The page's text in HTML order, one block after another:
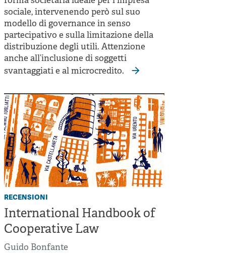
sociale, intervenendo però sul suo
modello di governance in senso
partecipativo e sulla limitazione della
distribuzione degli utili. Attenzione
anche all’inclusione di soggetti
svantaggiati e al microcredito.
recensioni
International Handbook of
Cooperative Law
Guido Bonfante